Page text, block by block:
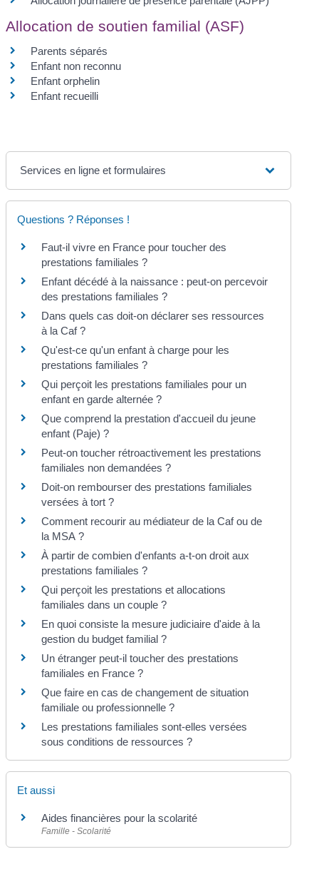
Allocation de soutien familial (ASF)
Parents séparés
Enfant non reconnu
Enfant orphelin
Enfant recueilli
Services en ligne et formulaires
Questions ? Réponses !
Faut-il vivre en France pour toucher des
prestations familiales ?
Enfant décédé à la naissance : peut-on percevoir
des prestations familiales ?
Dans quels cas doit-on déclarer ses ressources
à la Caf ?
Qu'est-ce qu'un enfant à charge pour les
prestations familiales ?
Qui perçoit les prestations familiales pour un
enfant en garde alternée ?
Que comprend la prestation d'accueil du jeune
enfant (Paje) ?
Peut-on toucher rétroactivement les prestations
familiales non demandées ?
Doit-on rembourser des prestations familiales
versées à tort ?
Comment recourir au médiateur de la Caf ou de
la MSA ?
À partir de combien d'enfants a-t-on droit aux
prestations familiales ?
Qui perçoit les prestations et allocations
familiales dans un couple ?
En quoi consiste la mesure judiciaire d'aide à la
gestion du budget familial ?
Un étranger peut-il toucher des prestations
familiales en France ?
Que faire en cas de changement de situation
familiale ou professionnelle ?
Les prestations familiales sont-elles versées
sous conditions de ressources ?
Et aussi
Aides financières pour la scolarité
Famille - Scolarité